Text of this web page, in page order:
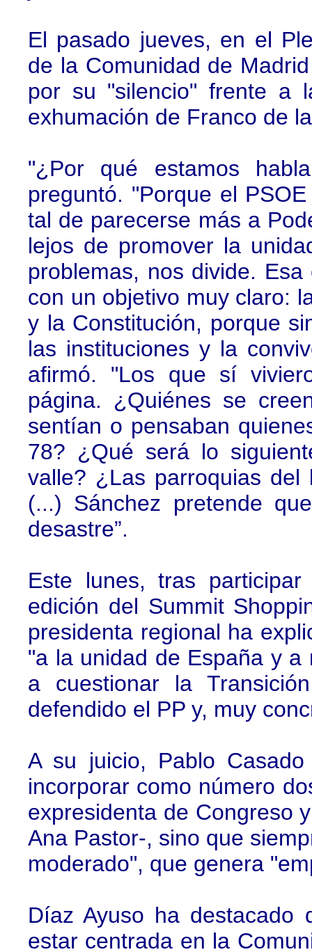
El pasado jueves, en el
de la Comunidad de
por su "silencio" frente a
exhumación de Franco de
"¿Por qué estamos
preguntó. "Porque el
tal de parecerse más a
lejos de promover la
problemas, nos divide.
con un objetivo muy claro:
y la Constitución, porque
las instituciones y la
afirmó. "Los que sí
página. ¿Quiénes se
sentían o pensaban
78? ¿Qué será lo
valle? ¿Las parroquias
(...) Sánchez pretende
desastre”.
Este lunes, tras
edición del Summit
presidenta regional ha
"a la unidad de España y
a cuestionar la
defendido el PP y, muy
A su juicio, Pablo
incorporar como número
expresidenta de Congreso
Ana Pastor-, sino que
moderado", que genera
Díaz Ayuso ha destacado
estar centrada en la